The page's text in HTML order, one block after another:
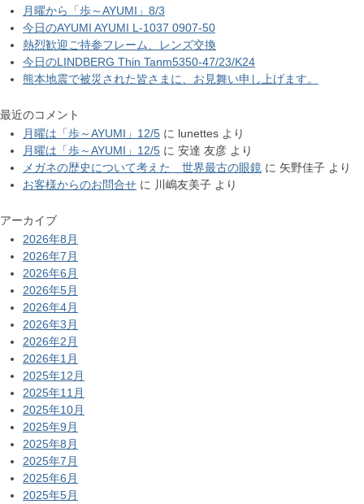
月曜から「歩～AYUMI」8/3
今日のAYUMI AYUMI L-1037 0907-50
熱烈歓迎ご持参フレーム、レンズ交換
今日のLINDBERG Thin Tanm5350-47/23/K24
熊本地震で被災された皆さまに、お見舞い申し上げます。
最近のコメント
月曜は「歩～AYUMI」12/5 に lunettes より
月曜は「歩～AYUMI」12/5 に 安達 友彦 より
メガネの歴史について考えた 世界最古の眼鏡 に 矢野佳子 より
お客様からのお問合せ に 川嶋友美子 より
アーカイブ
2026年8月
2026年7月
2026年6月
2026年5月
2026年4月
2026年3月
2026年2月
2026年1月
2025年12月
2025年11月
2025年10月
2025年9月
2025年8月
2025年7月
2025年6月
2025年5月